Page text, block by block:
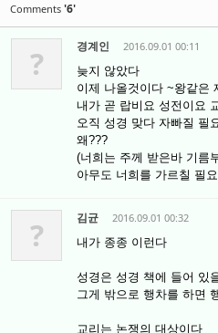
Comments '6'
? 경계인
2016.09.01 00:11
늦지 않았다
이제 나올것이다 ~왕같은
내가 곧 랍비요 성전이요
오직 성경 맞다 자빠질 필
왜???
(너희는 주께 받은바 기름
아무도 너희를 가르칠 필
? 김균
2016.09.01 00:32
내가 종종 이런다
성경은 성경 책에 들어 있
그게 밖으로 행차를 하면
교리는 논쟁의 대상이다